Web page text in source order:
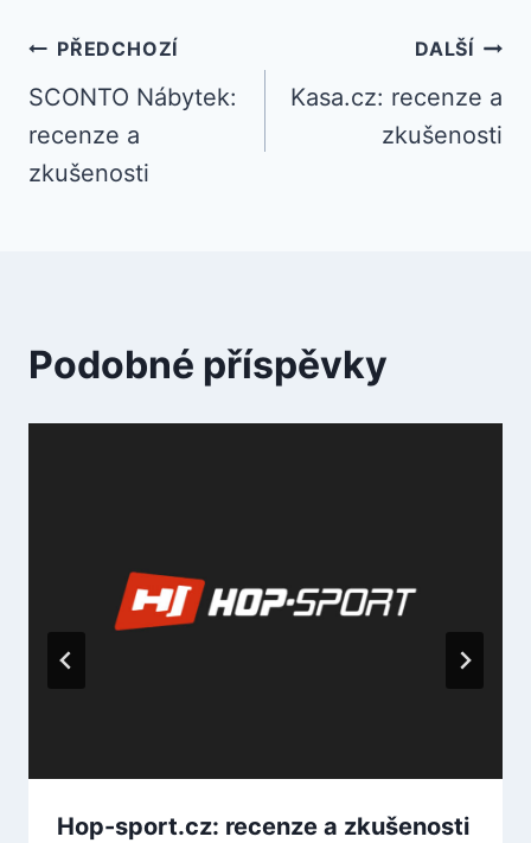
Navigace
pro
příspěvek
PŘEDCHOZÍ
SCONTO Nábytek:
recenze a
zkušenosti
DALŠÍ
Kasa.cz: recenze a
zkušenosti
Podobné příspěvky
Hop-sport.cz: recenze a zkušenosti